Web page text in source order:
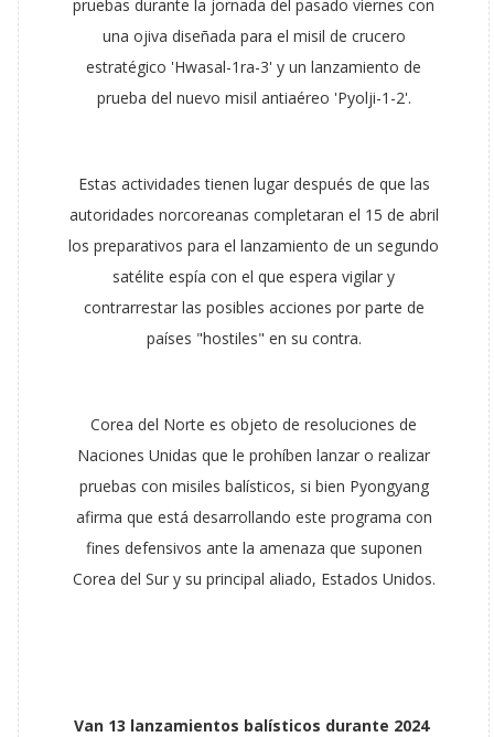
pruebas durante la jornada del pasado viernes con
una ojiva diseñada para el misil de crucero
estratégico 'Hwasal-1ra-3' y un lanzamiento de
prueba del nuevo misil antiaéreo 'Pyolji-1-2'.
Estas actividades tienen lugar después de que las
autoridades norcoreanas completaran el 15 de abril
los preparativos para el lanzamiento de un segundo
satélite espía con el que espera vigilar y
contrarrestar las posibles acciones por parte de
países "hostiles" en su contra.
Corea del Norte es objeto de resoluciones de
Naciones Unidas que le prohíben lanzar o realizar
pruebas con misiles balísticos, si bien Pyongyang
afirma que está desarrollando este programa con
fines defensivos ante la amenaza que suponen
Corea del Sur y su principal aliado, Estados Unidos.
Van 13 lanzamientos balísticos durante 2024